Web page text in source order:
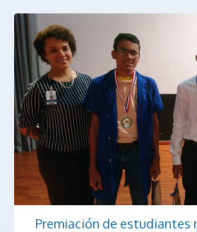
Premiación de estudiantes